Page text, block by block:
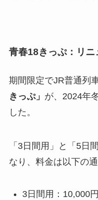
青春18きっぷ：リニ
期間限定でJR普通列
きっぷ」 が、2024年
した。
「3日間用」と「5日
なり、料金は以下の通
3日間用：10,000円